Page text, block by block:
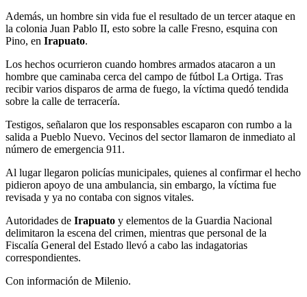
Además, un hombre sin vida fue el resultado de un tercer ataque en
la colonia Juan Pablo II, esto sobre la calle Fresno, esquina con
Pino, en Irapuato.
Los hechos ocurrieron cuando hombres armados atacaron a un
hombre que caminaba cerca del campo de fútbol La Ortiga. Tras
recibir varios disparos de arma de fuego, la víctima quedó tendida
sobre la calle de terracería.
Testigos, señalaron que los responsables escaparon con rumbo a la
salida a Pueblo Nuevo. Vecinos del sector llamaron de inmediato al
número de emergencia 911.
Al lugar llegaron policías municipales, quienes al confirmar el hecho
pidieron apoyo de una ambulancia, sin embargo, la víctima fue
revisada y ya no contaba con signos vitales.
Autoridades de Irapuato y elementos de la Guardia Nacional
delimitaron la escena del crimen, mientras que personal de la
Fiscalía General del Estado llevó a cabo las indagatorias
correspondientes.
Con información de Milenio.